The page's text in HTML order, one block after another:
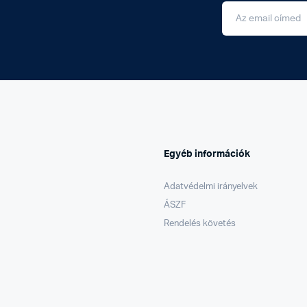
Egyéb információk
Adatvédelmi irányelvek
ÁSZF
Rendelés követés